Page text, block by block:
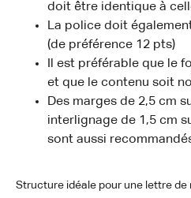
doit être identique à
La police doit
(de préférence 12 pts)
Il est préférable que le
et que le contenu soit
Des marges de 2,5 cm
interlignage de 1,5 cm
sont aussi
Structure idéale pour une lettre de